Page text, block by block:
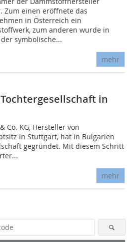
Zum einen eröffnete das
in Österreich ein
zum anderen wurde in
symbolische...
mehr
in
Co. KG, Hersteller von
in Stuttgart, hat in Bulgarien
gegründet. Mit diesem Schritt
mehr